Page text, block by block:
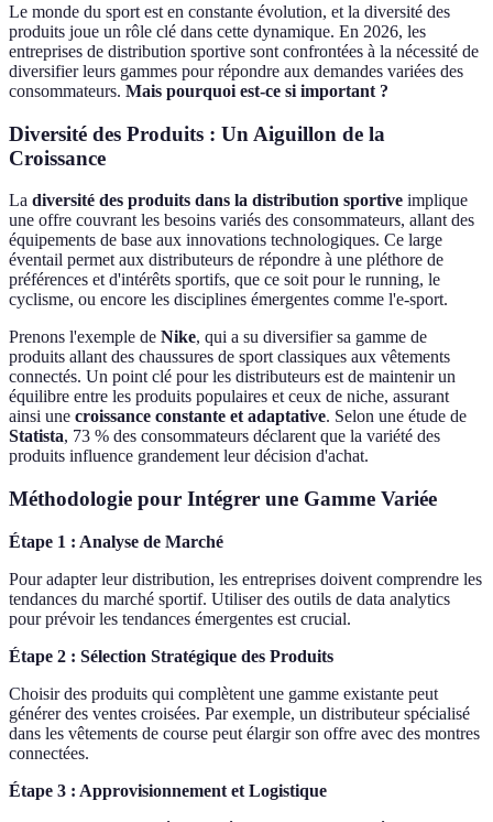
Le monde du sport est en constante évolution, et la diversité des
produits joue un rôle clé dans cette dynamique. En 2026, les
entreprises de distribution sportive sont confrontées à la nécessité de
diversifier leurs gammes pour répondre aux demandes variées des
consommateurs. Mais pourquoi est-ce si important ?
Diversité des Produits : Un Aiguillon de la
Croissance
La diversité des produits dans la distribution sportive implique
une offre couvrant les besoins variés des consommateurs, allant des
équipements de base aux innovations technologiques. Ce large
éventail permet aux distributeurs de répondre à une pléthore de
préférences et d'intérêts sportifs, que ce soit pour le running, le
cyclisme, ou encore les disciplines émergentes comme l'e-sport.
Prenons l'exemple de Nike, qui a su diversifier sa gamme de
produits allant des chaussures de sport classiques aux vêtements
connectés. Un point clé pour les distributeurs est de maintenir un
équilibre entre les produits populaires et ceux de niche, assurant
ainsi une croissance constante et adaptative. Selon une étude de
Statista, 73 % des consommateurs déclarent que la variété des
produits influence grandement leur décision d'achat.
Méthodologie pour Intégrer une Gamme Variée
Étape 1 : Analyse de Marché
Pour adapter leur distribution, les entreprises doivent comprendre les
tendances du marché sportif. Utiliser des outils de data analytics
pour prévoir les tendances émergentes est crucial.
Étape 2 : Sélection Stratégique des Produits
Choisir des produits qui complètent une gamme existante peut
générer des ventes croisées. Par exemple, un distributeur spécialisé
dans les vêtements de course peut élargir son offre avec des montres
connectées.
Étape 3 : Approvisionnement et Logistique